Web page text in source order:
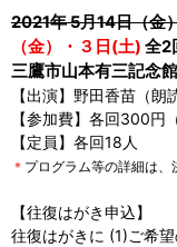
2021年 5月14日（金
（金）・３日(土) 全2
三鷹市山本有三記念
【出演】野田香苗（朗
【参加費】各回300円
【定員】各回18人
＊ プログラム等の詳細は、
【往復はがき申込】
往復はがきに (1)ご希